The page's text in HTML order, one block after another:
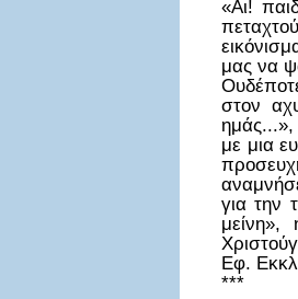
«Αι!
μας να
στον
ημάς...»,
με μια
για την
Εφ.
***